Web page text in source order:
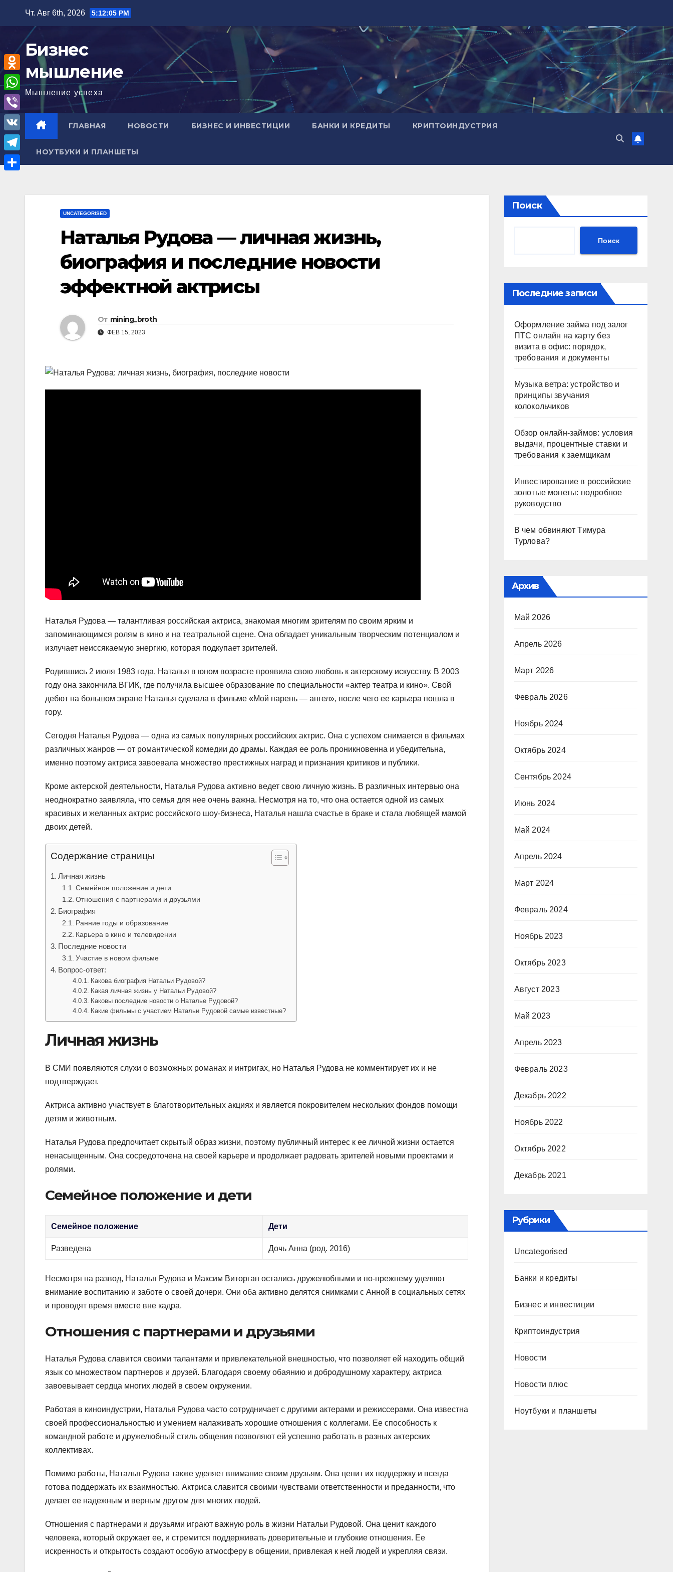
содержимому
Чт. Авг 6th, 2026 5:12:06 PM
Бизнес
мышление
Мышление успеха
ГЛАВНАЯ НОВОСТИ БИЗНЕС И ИНВЕСТИЦИИ БАНКИ И КРЕДИТЫ КРИПТОИНДУСТРИЯ
НОУТБУКИ И ПЛАНШЕТЫ
UNCATEGORISED
Наталья Рудова — личная жизнь,
биография и последние новости
эффектной актрисы
От mining_broth
ФЕВ 15, 2023
Наталья Рудова — талантливая российская актриса, знакомая многим зрителям по своим ярким и
запоминающимся ролям в кино и на театральной сцене. Она обладает уникальным творческим потенциалом и
излучает неиссякаемую энергию, которая подкупает зрителей.
Родившись 2 июля 1983 года, Наталья в юном возрасте проявила свою любовь к актерскому искусству. В 2003
году она закончила ВГИК, где получила высшее образование по специальности «актер театра и кино». Свой
дебют на большом экране Наталья сделала в фильме «Мой парень — ангел», после чего ее карьера пошла в
гору.
Сегодня Наталья Рудова — одна из самых популярных российских актрис. Она с успехом снимается в фильмах
различных жанров — от романтической комедии до драмы. Каждая ее роль проникновенна и убедительна,
именно поэтому актриса завоевала множество престижных наград и признания критиков и публики.
Кроме актерской деятельности, Наталья Рудова активно ведет свою личную жизнь. В различных интервью она
неоднократно заявляла, что семья для нее очень важна. Несмотря на то, что она остается одной из самых
красивых и желанных актрис российского шоу-бизнеса, Наталья нашла счастье в браке и стала любящей мамой
двоих детей.
Содержание страницы
Личная жизнь
Семейное положение и дети
Отношения с партнерами и друзьями
Биография
Ранние годы и образование
Карьера в кино и телевидении
Последние новости
Участие в новом фильме
Вопрос-ответ:
Какова биография Натальи Рудовой?
Какая личная жизнь у Натальи Рудовой?
Каковы последние новости о Наталье Рудовой?
Какие фильмы с участием Натальи Рудовой самые известные?
Личная жизнь
В СМИ появляются слухи о возможных романах и интригах, но Наталья Рудова не комментирует их и не
подтверждает.
Актриса активно участвует в благотворительных акциях и является покровителем нескольких фондов помощи
детям и животным.
Наталья Рудова предпочитает скрытый образ жизни, поэтому публичный интерес к ее личной жизни остается
ненасыщенным. Она сосредоточена на своей карьере и продолжает радовать зрителей новыми проектами и
ролями.
Семейное положение и дети
Семейное положение Дети
Разведена Дочь Анна (род. 2016)
Несмотря на развод, Наталья Рудова и Максим Виторган остались дружелюбными и по-прежнему уделяют
внимание воспитанию и заботе о своей дочери. Они оба активно делятся снимками с Анной в социальных сетях
и проводят время вместе вне кадра.
Отношения с партнерами и друзьями
Наталья Рудова славится своими талантами и привлекательной внешностью, что позволяет ей находить общий
язык со множеством партнеров и друзей. Благодаря своему обаянию и добродушному характеру, актриса
завоевывает сердца многих людей в своем окружении.
Работая в киноиндустрии, Наталья Рудова часто сотрудничает с другими актерами и режиссерами. Она известна
своей профессиональностью и умением налаживать хорошие отношения с коллегами. Ее способность к
командной работе и дружелюбный стиль общения позволяют ей успешно работать в разных актерских
коллективах.
Помимо работы, Наталья Рудова также уделяет внимание своим друзьям. Она ценит их поддержку и всегда
готова поддержать их взаимностью. Актриса славится своими чувствами ответственности и преданности, что
делает ее надежным и верным другом для многих людей.
Отношения с партнерами и друзьями играют важную роль в жизни Натальи Рудовой. Она ценит каждого
человека, который окружает ее, и стремится поддерживать доверительные и глубокие отношения. Ее
искренность и открытость создают особую атмосферу в общении, привлекая к ней людей и укрепляя связи.
Поиск
Поиск
Последние записи
Оформление займа под залог
ПТС онлайн на карту без
визита в офис: порядок,
требования и документы
Музыка ветра: устройство и
принципы звучания
колокольчиков
Обзор онлайн-займов: условия
выдачи, процентные ставки и
требования к заемщикам
Инвестирование в российские
золотые монеты: подробное
руководство
В чем обвиняют Тимура
Турлова?
Архив
Май 2026
Апрель 2026
Март 2026
Февраль 2026
Ноябрь 2024
Октябрь 2024
Сентябрь 2024
Июнь 2024
Май 2024
Апрель 2024
Март 2024
Февраль 2024
Ноябрь 2023
Октябрь 2023
Август 2023
Май 2023
Апрель 2023
Февраль 2023
Декабрь 2022
Ноябрь 2022
Октябрь 2022
Декабрь 2021
Рубрики
Uncategorised
Банки и кредиты
Бизнес и инвестиции
Криптоиндустрия
Новости
Новости плюс
Ноутбуки и планшеты
O
d
n
o
k
l
W
h
a
s
V
i
b
e
V
K
T